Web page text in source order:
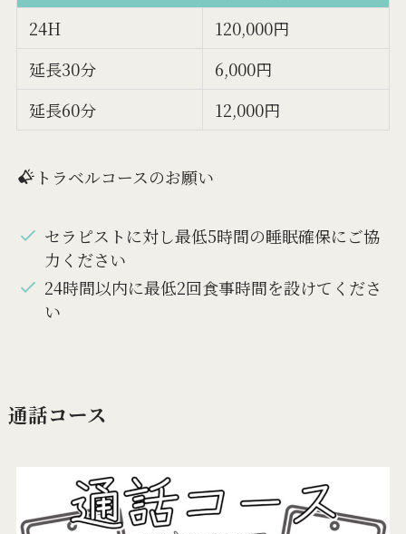
24H
120,000円
延長30分
6,000円
延長60分
12,000円
トラベルコースのお願い
セラピストに対し最低5時間の睡眠確保にご協
力ください
24時間以内に最低2回食事時間を設けてくださ
い
通話コース